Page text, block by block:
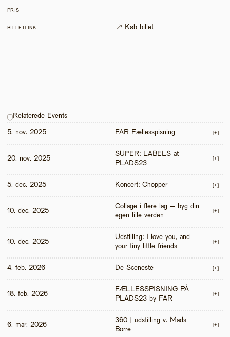
PRIS
BILLETLINK ↗ Køb billet
Relaterede Events
5. nov. 2025 FAR Fællesspisning [+]
20. nov. 2025
SUPER: LABELS at
PLADS23
[+]
5. dec. 2025 Koncert: Chopper [+]
10. dec. 2025
Collage i flere lag – byg din
egen lille verden
[+]
10. dec. 2025
Udstilling: I love you, and
your tiny little friends
[+]
4. feb. 2026 De Sceneste [+]
18. feb. 2026
FÆLLESSPISNING PÅ
PLADS23 by FAR
[+]
6. mar. 2026
360 | udstilling v. Mads
Borre
[+]